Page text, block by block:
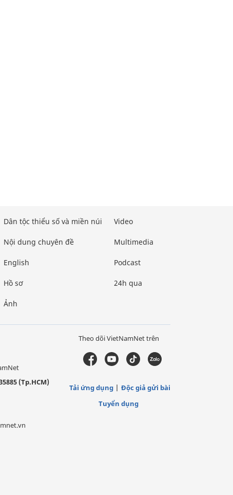
Dân tộc thiểu số và miền núi
Nội dung chuyên đề
English
Hồ sơ
Ảnh
Video
Multimedia
Podcast
24h qua
(Tp.HCM)
Theo dõi VietNamNet trên
Tải ứng dụng
Độc giả gửi bài
Tuyển dụng